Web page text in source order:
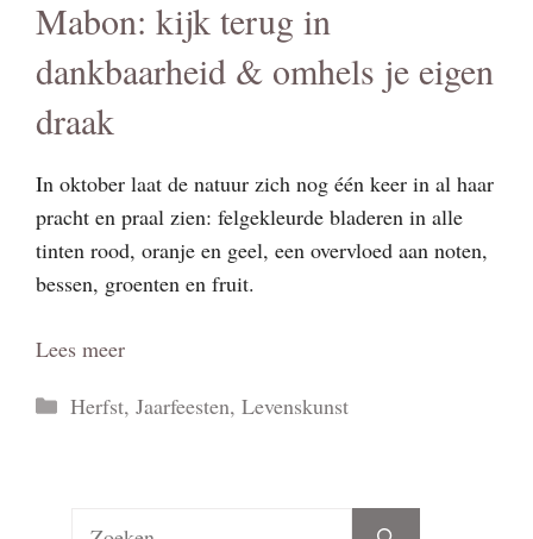
Mabon: kijk terug in
dankbaarheid & omhels je eigen
draak
In oktober laat de natuur zich nog één keer in al haar
pracht en praal zien: felgekleurde bladeren in alle
tinten rood, oranje en geel, een overvloed aan noten,
bessen, groenten en fruit.
Lees meer
Categorieën
Herfst, Jaarfeesten, Levenskunst
Zoek